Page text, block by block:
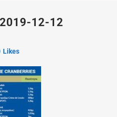
12-12
Likes